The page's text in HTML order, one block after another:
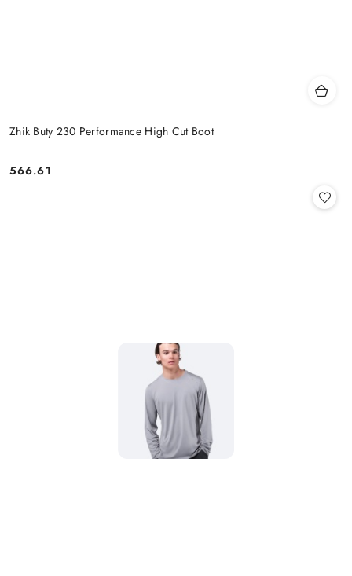
Zhik Buty 230 Performance High Cut Boot
Cena:
566.61